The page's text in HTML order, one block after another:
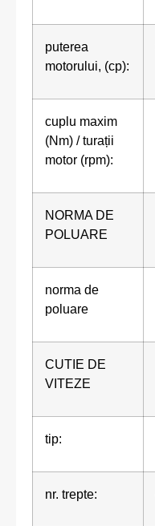
puterea
motorului, (cp):
cuplu maxim
(Nm) / turații
motor (rpm):
NORMA DE
POLUARE
norma de
poluare
CUTIE DE
VITEZE
tip:
nr. trepte: